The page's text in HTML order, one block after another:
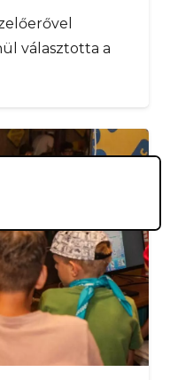
választotta a